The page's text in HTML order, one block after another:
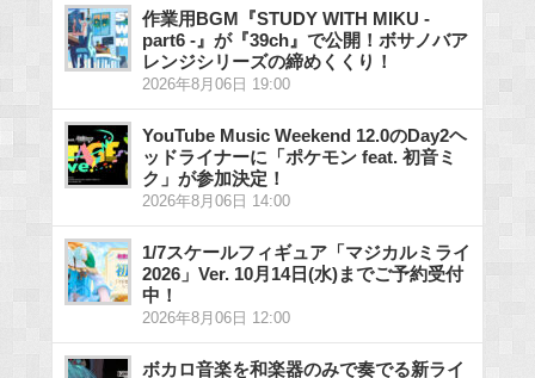
作業用BGM『STUDY WITH MIKU -
part6 -』が『39ch』で公開！ボサノバア
レンジシリーズの締めくくり！
2026年8月06日 19:00
YouTube Music Weekend 12.0のDay2ヘ
ッドライナーに「ポケモン feat. 初音ミ
ク」が参加決定！
2026年8月06日 14:00
1/7スケールフィギュア「マジカルミライ
2026」Ver. 10月14日(水)までご予約受付
中！
2026年8月06日 12:00
ボカロ音楽を和楽器のみで奏でる新ライ